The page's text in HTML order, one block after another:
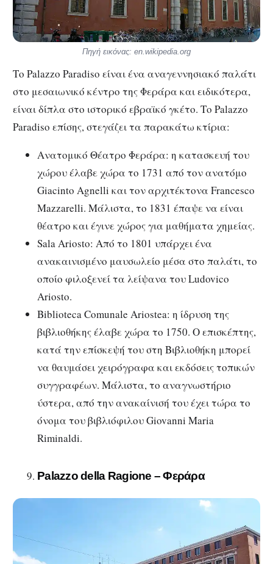
Πηγή εικόνας: en.wikipedia.org
Το Palazzo Paradiso είναι ένα αναγεννησιακό παλάτι
στο μεσαιωνικό κέντρο της Φεράρα και ειδικότερα,
είναι δίπλα στο ιστορικό εβραϊκό γκέτο. Το Palazzo
Paradiso επίσης, στεγάζει τα παρακάτω κτίρια:
Ανατομικό Θέατρο Φεράρα: η κατασκευή του
χώρου έλαβε χώρα το 1731 από τον ανατόμο
Giacinto Agnelli και τον αρχιτέκτονα Francesco
Mazzarelli. Μάλιστα, το 1831 έπαψε να είναι
θέατρο και έγινε χώρος για μαθήματα χημείας.
Sala Ariosto: Από το 1801 υπάρχει ένα
ανακαινισμένο μαυσωλείο μέσα στο παλάτι, το
οποίο φιλοξενεί τα λείψανα του Ludovico
Ariosto.
Biblioteca Comunale Ariostea: η ίδρυση της
βιβλιοθήκης έλαβε χώρα το 1750. Ο επισκέπτης,
κατά την επίσκεψή του στη Βιβλιοθήκη μπορεί
να θαυμάσει χειρόγραφα και εκδόσεις τοπικών
συγγραφέων. Μάλιστα, το αναγνωστήριο
ύστερα, από την ανακαίνισή του έχει τώρα το
όνομα του βιβλιόφιλου Giovanni Maria
Riminaldi.
Palazzo della Ragione – Φεράρα